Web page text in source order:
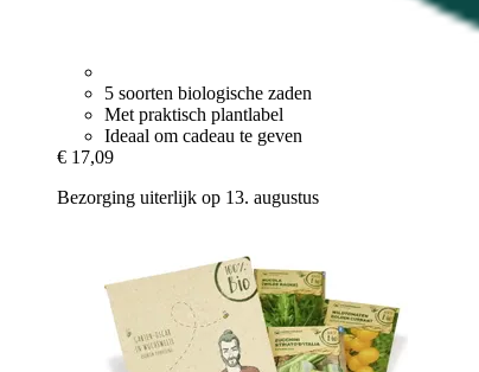
5 soorten biologische zaden
Met praktisch plantlabel
Ideaal om cadeau te geven
€ 17,09
Bezorging uiterlijk op 13. augustus